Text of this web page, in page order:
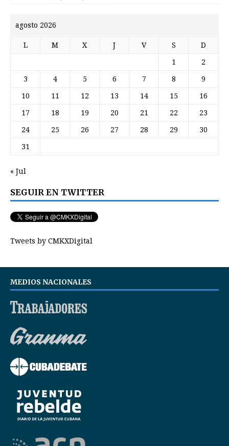
agosto 2026
L M X J V S D
1 2
3 4 5 6 7 8 9
10 11 12 13 14 15 16
17 18 19 20 21 22 23
24 25 26 27 28 29 30
31
« Jul
SEGUIR EN TWITTER
Tweets by CMKXDigital
MEDIOS NACIONALES